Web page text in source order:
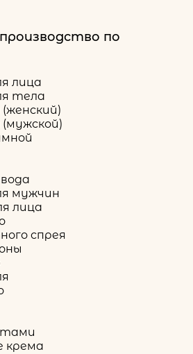
по
лица
тела
(мужской)
мужчин
лица
спрея
крема